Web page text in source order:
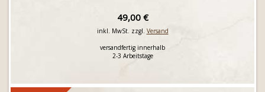
49,00 €
inkl. MwSt. zzgl. Versand
versandfertig innerhalb
2-3 Arbeitstage